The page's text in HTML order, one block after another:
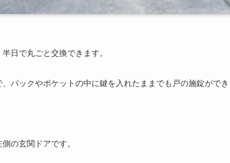
日で丸ごと交換できます。
バックやポケットの中に鍵を入れたままでも戸の施錠がで
の玄関ドアです。